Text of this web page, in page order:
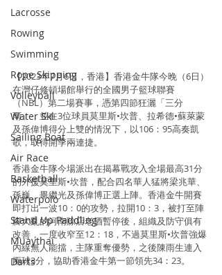
Lacrosse
Rowing
Swimming
Rope Skipping
Volleyball
Water Ski
Sailing Boat
Air Race
Basketball
Waterpolo
Stand Up Paddling
Muaythai
Darts
【2023年7月6日，香港】香港金牛隊今晚（6日）
在灣仔修頓場館舉行的全國男子籃球聯賽
（NBL）第二場賽事，憑第四節狂灑「三分
雨」，並在3位球員莫里斯•坎普、拉希德•蘇萊蒙
及孫偉博得分上雙的情況下，以106：95高奏凱
歌，取得開季兩連捷。
香港金牛隊今場派出在揭幕戰攻入全場最高31分
的外援莫里斯•坎普，配合四名華人猛將梁兆華、
孫巍、畢繼光及孫偉博正選上陣。香港金牛開賽
即打出一波10：0的攻勢，拉開10：3，被打至陣
腳大亂的河南賒店老酒暫停後，組織及防守俱有
改善，一度收窄至12：18，不過莫里斯•坎普強爆
內線無人能擋，主隊重奪優勢，之後陳雨生連入
兩球3分，協助香港金牛第一節領先34：23。